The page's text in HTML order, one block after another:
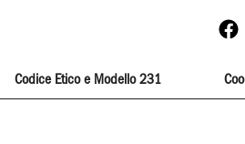
Codice Etico e Modello 231